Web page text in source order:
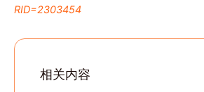
RID=2303454
相关内容